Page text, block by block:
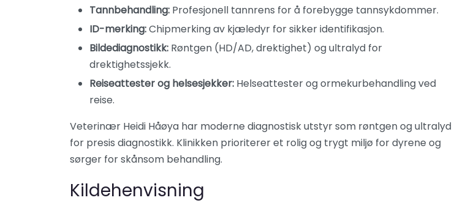
Tannbehandling: Profesjonell tannrens for å forebygge tannsykdommer.
ID-merking:Chipmerking av kjæledyr for sikker identifikasjon.
Bildediagnostikk: Røntgen (HD/AD, drektighet) og ultralyd for
drektighetssjekk.
Reiseattester og helsesjekker: Helseattester og ormekurbehandling ved
reise.
Veterinær Heidi Håøya har moderne diagnostisk utstyr som røntgen og ultralyd
for presis diagnostikk. Klinikken prioriterer et rolig og trygt miljø for dyrene og
sørger for skånsom behandling.
Kildehenvisning